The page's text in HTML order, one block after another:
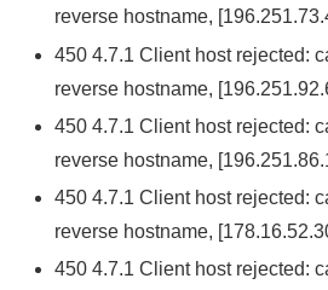
reverse hostname,
450 4.7.1 Client host rejected:
reverse hostname,
450 4.7.1 Client host rejected:
reverse hostname,
450 4.7.1 Client host rejected:
reverse hostname,
450 4.7.1 Client host rejected: